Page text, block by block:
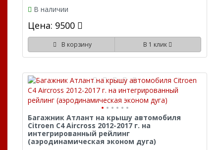
В наличии
Цена: 9500
В корзину В 1 клик
Багажник Атлант на крышу автомобиля
Citroen C4 Aircross 2012-2017 г. на
интегрированный рейлинг
(аэродинамическая эконом дуга)